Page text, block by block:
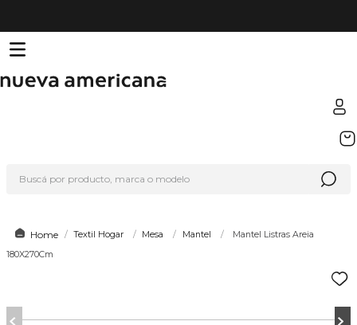
Textil Hogar Mesa Mantel
Mantel Listras Areia
180X270Cm
2.
nike
4.
lego
5.
hot wheels
.
organizador